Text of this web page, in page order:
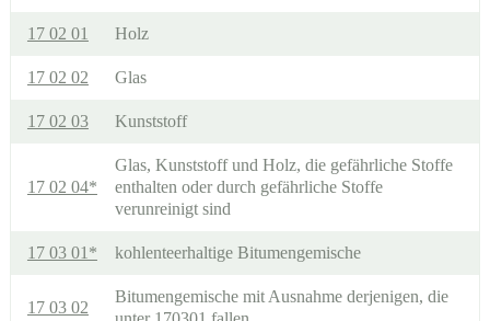
17 02 01 Holz
17 02 02 Glas
17 02 03 Kunststoff
17 02 04*
Glas, Kunststoff und Holz, die gefährliche Stoffe
enthalten oder durch gefährliche Stoffe
verunreinigt sind
17 03 01* kohlenteerhaltige Bitumengemische
17 03 02
Bitumengemische mit Ausnahme derjenigen, die